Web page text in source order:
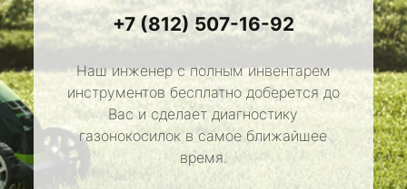
+7 (812) 507-16-92
Наш инженер с полным инвентарем
инструментов бесплатно доберется до
Вас и сделает диагностику
газонокосилок в самое ближайшее
время.